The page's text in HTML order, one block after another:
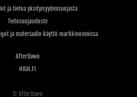
ja tietoa yksityisyydensuojasta
Tietosuojaseloste
ja materiaalin käyttö markkinoinnissa
AfterDawn
HIGH.FI
© AfterDawn